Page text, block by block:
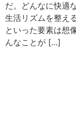
だ。どんなに快適
生活リズムを整え
といった要素は想
んなことが […]